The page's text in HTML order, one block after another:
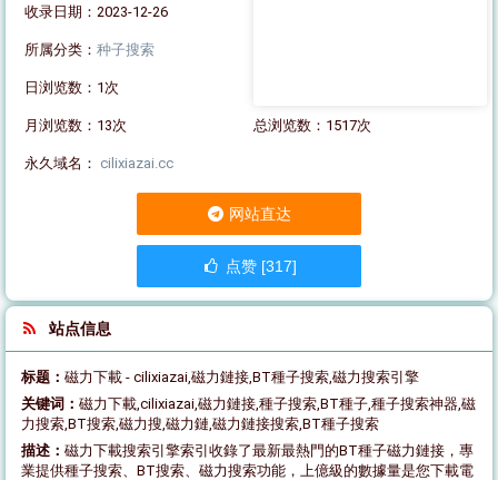
收录日期：2023-12-26
所属分类： 种子搜索
日浏览数：1次
月浏览数：13次 总浏览数：1517次
永久域名： cilixiazai.cc
网站直达
点赞 [317]
站点信息
标题： 磁力下載 - cilixiazai,磁力鏈接,BT種子搜索,磁力搜索引擎
关键词： 磁力下載,cilixiazai,磁力鏈接,種子搜索,BT種子,種子搜索神器,磁
力搜索,BT搜索,磁力搜,磁力鏈,磁力鏈接搜索,BT種子搜索
描述： 磁力下載搜索引擎索引收錄了最新最熱門的BT種子磁力鏈接，專
業提供種子搜索、BT搜索、磁力搜索功能，上億級的數據量是您下載電